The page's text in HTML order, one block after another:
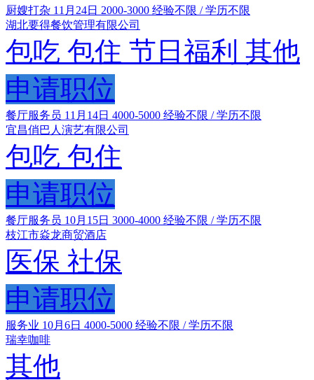
厨嫂打杂 11月24日 2000-3000 经验不限 / 学历不限
湖北要得餐饮管理有限公司
包吃 包住 节日福利 其他
申请职位
餐厅服务员 11月14日 4000-5000 经验不限 / 学历不限
宜昌俏巴人演艺有限公司
包吃 包住
申请职位
餐厅服务员 10月15日 3000-4000 经验不限 / 学历不限
枝江市焱龙商贸酒店
医保 社保
申请职位
服务业 10月6日 4000-5000 经验不限 / 学历不限
瑞幸咖啡
其他